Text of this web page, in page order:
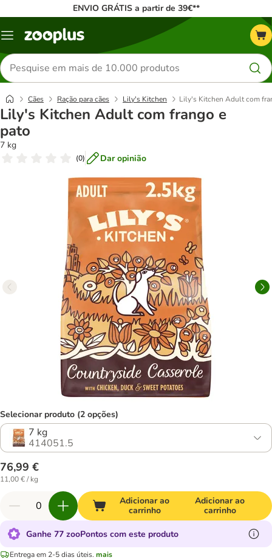
ENVIO GRÁTIS a partir de 39€**
Menu
Pesquisar
produtos
Cães Ração para cães Lily's Kitchen Lily's Kitchen Adult com
Lily's Kitchen Adult com frango e
pato
7 kg
(0) Dar opinião
Selecionar produto (2 opções)
7 kg
414051.5
76,99 €
11,00 € / kg
Adicionar ao
carrinho
Adicionar ao
carrinho
Ganhe 77 zooPontos com este produto
Entrega em 2-5 dias úteis. mais